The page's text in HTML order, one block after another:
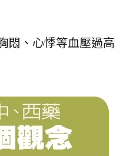
悶、心悸等血壓過高